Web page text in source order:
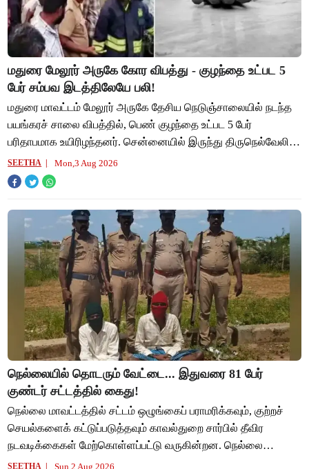
மதுரை மேலூர் அருகே கோர விபத்து - குழந்தை உட்பட 5
பேர் சம்பவ இடத்திலேயே பலி!
மதுரை மாவட்டம் மேலூர் அருகே தேசிய நெடுஞ்சாலையில் நடந்த
பயங்கரச் சாலை விபத்தில், பெண் குழந்தை உட்பட 5 பேர்
பரிதாபமாக உயிரிழந்தனர். சென்னையில் இருந்து திருநெல்வேலி
நோக்கி அதிவேகமாகச் சென்று கொண்டிருந்த
SEETHA Mon,3 Aug 2026
நெல்லையில் தொடரும் வேட்டை... இதுவரை 81 பேர்
குண்டர் சட்டத்தில் கைது!
நெல்லை மாவட்டத்தில் சட்டம் ஒழுங்கைப் பராமரிக்கவும், குற்றச்
செயல்களைக் கட்டுப்படுத்தவும் காவல்துறை சார்பில் தீவிர
நடவடிக்கைகள் மேற்கொள்ளப்பட்டு வருகின்றன. நெல்லை
மாவட்டத்தில் இந்த ஆண்டு தொடக்கம் முதல
SEETHA Sun,2 Aug 2026